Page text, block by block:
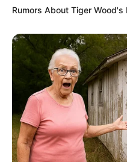
16:12 / 05 Avqust 2026
Nigar Fərhadın əri
107
Rumors About Tiger Wood's